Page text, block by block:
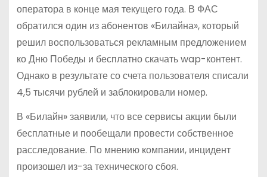
оператора в конце мая текущего года. В ФАС
обратился один из абонентов «Билайна», который
решил воспользоваться рекламным предложением
ко Дню Победы и бесплатно скачать wap-контент.
Однако в результате со счета пользователя списали
4,5 тысячи рублей и заблокировали номер.
В «Билайн» заявили, что все сервисы акции были
бесплатные и пообещали провести собственное
расследование. По мнению компании, инцидент
произошел из-за технического сбоя.